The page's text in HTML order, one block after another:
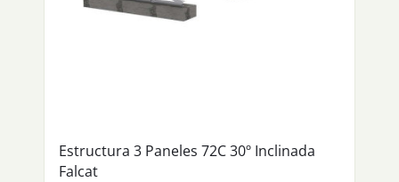
Estructura 3 Paneles 72C 30º Inclinada
Falcat